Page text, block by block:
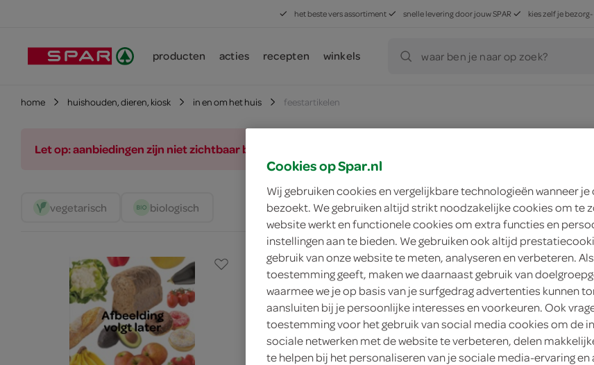
het beste vers assortiment snelle levering door jouw SPAR kies zelf je
producten acties recepten winkels waar ben je naar op zoek?
home huishouden, dieren, kiosk in en om het huis feestartikelen
Let op: aanbiedingen zijn niet zichtbaar bij de producten, maar worden wél automatisch verwerkt in de
vegetarisch biologisch
Cookies op Spar.nl
Wij gebruiken cookies en vergelijkbare technologieën wanneer je
bezoekt. We gebruiken altijd strikt noodzakelijke cookies om te
website werkt en functionele cookies om extra functies en
instellingen aan te bieden. We gebruiken ook altijd
gebruik van onze website te meten, analyseren en verbeteren.
toestemming geeft, maken we daarnaast gebruik van
waarmee we je op basis van je surfgedrag advertenties kunnen
aansluiten bij je persoonlijke interesses en voorkeuren. Ook
toestemming voor het gebruik van social media cookies om de
sociale netwerken met de website te verbeteren, delen
te helpen bij het personaliseren van je sociale media-ervaring